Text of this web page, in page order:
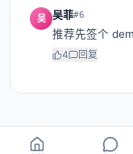
吴 吴菲#6
推荐先签个
4 回复